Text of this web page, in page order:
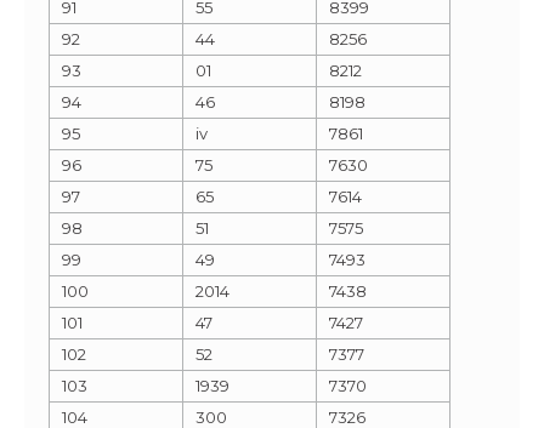
91 55
8399
92
44
8256
93
01
8212
94
46
8198
95
iv
7861
96
75
7630
97
65
7614
98
51
7575
99
49
7493
100
2014
7438
101
47
7427
102
52
7377
103
1939
7370
104
300
7326